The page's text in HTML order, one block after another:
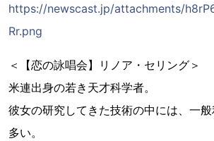
https://newscast.jp/attachments/
Rr.png
＜【恋の詠唱会】リノア・セリング＞
米連出身の若き天才科学者。
彼女の研究してきた技術の中には、一
多い。